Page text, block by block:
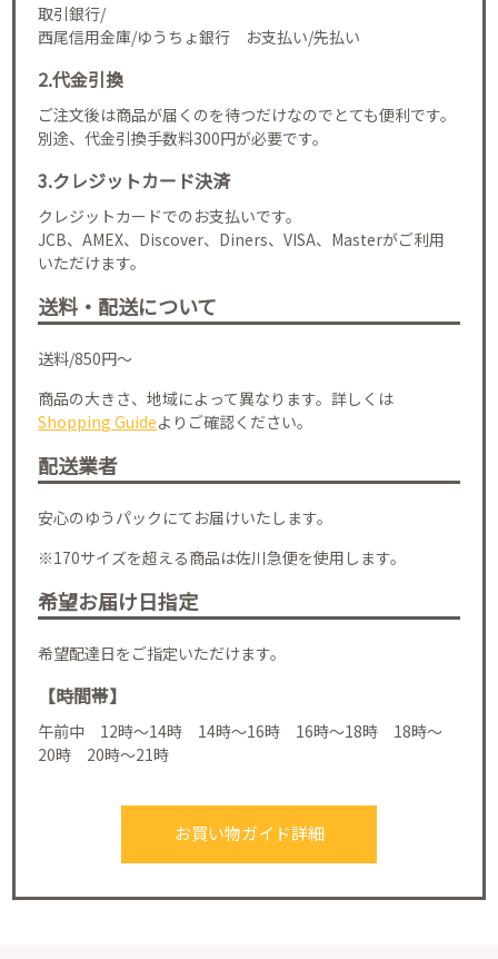
取引銀行/
西尾信用金庫/ゆうちょ銀行 お支払い/先払い
2.代金引換
ご注文後は商品が届くのを待つだけなのでとても便利です。
別途、代金引換手数料300円が必要です。
3.クレジットカード決済
クレジットカードでのお支払いです。
JCB、AMEX、Discover、Diners、VISA、Masterがご利用
いただけます。
送料・配送について
送料/850円～
商品の大きさ、地域によって異なります。詳しくは
Shopping Guideよりご確認ください。
配送業者
安心のゆうパックにてお届けいたします。
※170サイズを超える商品は佐川急便を使用します。
希望お届け日指定
希望配達日をご指定いただけます。
【時間帯】
午前中 12時～14時 14時～16時 16時～18時 18時～
20時 20時～21時
お買い物ガイド詳細